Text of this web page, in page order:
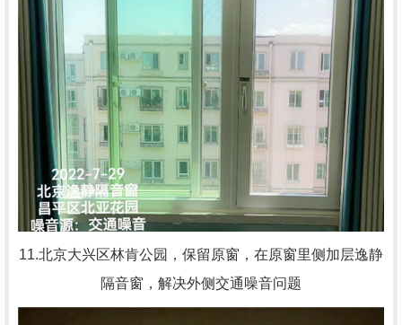
11.北京大兴区林肯公园， 保留原窗，在原窗里侧加层逸静
隔音窗，解决外侧交通噪音问题